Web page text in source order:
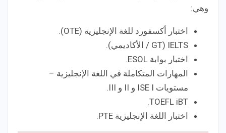
وهي:
اختبار أكسفورد للغة الإنجليزية (OTE).
IELTS (GT / الأكاديمي).
اختبار بوابة ESOL.
المهارات المتكاملة في اللغة الإنجليزية –
مستويات ISE I و II و III.
TOEFL iBT.
اختبار اللغة الإنجليزية PTE.